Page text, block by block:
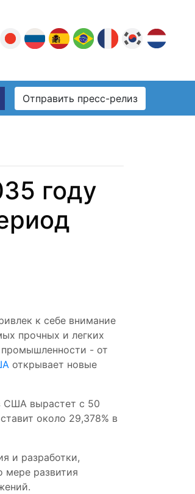
Отправить пресс-релиз
году
к себе внимание
прочных и легких
промышленности - от
открывает новые
США вырастет с 50
около 29,378% в
и разработки,
мере развития